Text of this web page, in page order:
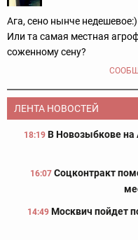
Ага, сено нынче
Или та самая местная
соженному сену?
ЛЕНТА НОВОСТЕЙ
18:19 В Новозыбкове на
16:07 Соцконтракт
14:49 Москвич пойдет